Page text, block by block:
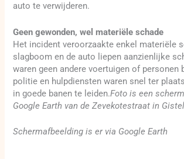
auto te verwijderen.
Geen gewonden, wel materiële schade
Het incident veroorzaakte enkel materiële
slagboom en de auto liepen aanzienlijke
waren geen andere voertuigen of personen
politie en hulpdiensten waren snel ter
in goede banen te leiden.Foto is een
Google Earth van de Zevekotestraat in Gistel
Schermafbeelding is er via Google Earth